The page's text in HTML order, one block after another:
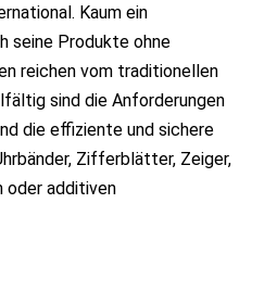
Kaum ein
seine Produkte ohne
reichen vom traditionellen
sind die Anforderungen
die effiziente und sichere
Zifferblätter, Zeiger,
oder additiven